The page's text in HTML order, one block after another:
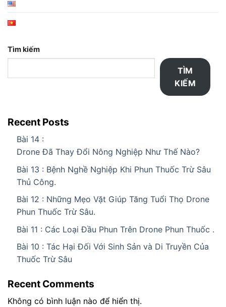
Tìm kiếm
TÌM
KIẾM
Recent Posts
Bài 14 :
Drone Đã Thay Đổi Nông Nghiệp Như Thế Nào?
Bài 13 : Bệnh Nghề Nghiệp Khi Phun Thuốc Trừ Sâu
Thủ Công.
Bài 12 : Những Mẹo Vặt Giúp Tăng Tuổi Thọ Drone
Phun Thuốc Trừ Sâu.
Bài 11 : Các Loại Đầu Phun Trên Drone Phun Thuốc .
Bài 10 : Tác Hại Đối Với Sinh Sản và Di Truyền Của
Thuốc Trừ Sâu
Recent Comments
Không có bình luận nào để hiển thị.